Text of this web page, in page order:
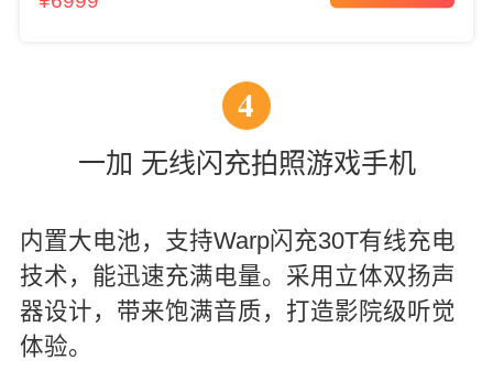
4
一加 无线闪充拍照游戏手机
内置大电池，支持Warp闪充30T有线充电
技术，能迅速充满电量。采用立体双扬声
器设计，带来饱满音质，打造影院级听觉
体验。